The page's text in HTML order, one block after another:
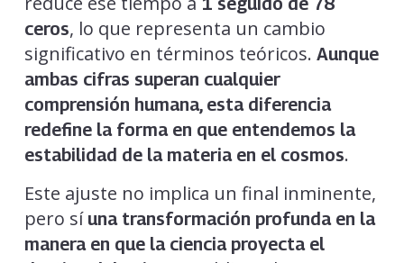
ceros, lo que representa un cambio
significativo en términos teóricos. Aunque
ambas cifras superan cualquier
comprensión humana, esta diferencia
redefine la forma en que entendemos la
estabilidad de la materia en el cosmos.
Este ajuste no implica un final inminente,
pero sí una transformación profunda en la
manera en que la ciencia proyecta el